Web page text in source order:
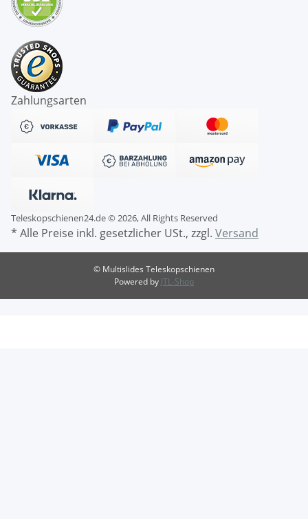
Zahlungsarten
Teleskopschienen24.de © 2026, All Rights Reserved
* Alle Preise inkl. gesetzlicher USt., zzgl. Versand
© Multislides Teleskopschienen
Powered by JTL-Shop